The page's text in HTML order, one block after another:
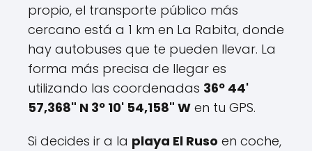
propio, el transporte público más
cercano está a 1 km en La Rabita, donde
hay autobuses que te pueden llevar. La
forma más precisa de llegar es
utilizando las coordenadas 36º 44'
57,368" N 3º 10' 54,158" W en tu GPS.
Si decides ir a la playa El Ruso en coche,